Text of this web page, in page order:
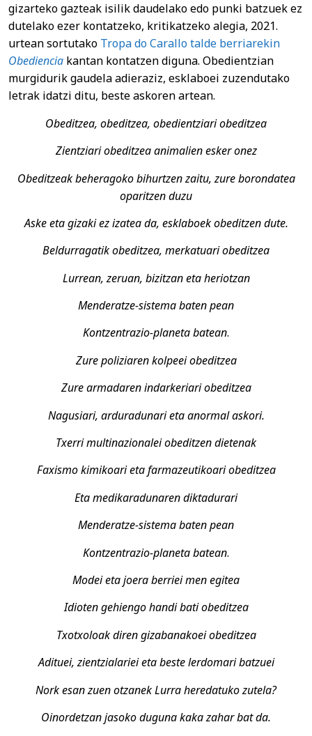
gizarteko gazteak isilik daudelako edo punki batzuek ez
dutelako ezer kontatzeko, kritikatzeko alegia, 2021.
urtean sortutako Tropa do Carallo talde berriarekin
Obediencia kantan kontatzen diguna. Obedientzian
murgidurik gaudela adieraziz, esklaboei zuzendutako
letrak idatzi ditu, beste askoren artean.
Obeditzea, obeditzea, obedientziari obeditzea
Zientziari obeditzea animalien esker onez
Obeditzeak beheragoko bihurtzen zaitu, zure borondatea
oparitzen duzu
Aske eta gizaki ez izatea da, esklaboek obeditzen dute.
Beldurragatik obeditzea, merkatuari obeditzea
Lurrean, zeruan, bizitzan eta heriotzan
Menderatze-sistema baten pean
Kontzentrazio-planeta batean.
Zure poliziaren kolpeei obeditzea
Zure armadaren indarkeriari obeditzea
Nagusiari, arduradunari eta anormal askori.
Txerri multinazionalei obeditzen dietenak
Faxismo kimikoari eta farmazeutikoari obeditzea
Eta medikaradunaren diktadurari
Menderatze-sistema baten pean
Kontzentrazio-planeta batean.
Modei eta joera berriei men egitea
Idioten gehiengo handi bati obeditzea
Txotxoloak diren gizabanakoei obeditzea
Adituei, zientzialariei eta beste lerdomari batzuei
Nork esan zuen otzanek Lurra heredatuko zutela?
Oinordetzan jasoko duguna kaka zahar bat da.